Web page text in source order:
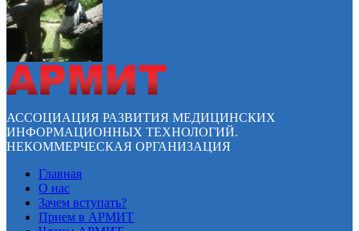
АССОЦИАЦИЯ РАЗВИТИЯ МЕДИЦИНСКИХ
ИНФОРМАЦИОННЫХ ТЕХНОЛОГИЙ.
НЕКОММЕРЧЕСКАЯ ОРГАНИЗАЦИЯ
Главная
О нас
Зачем вступать?
Прием в АРМИТ